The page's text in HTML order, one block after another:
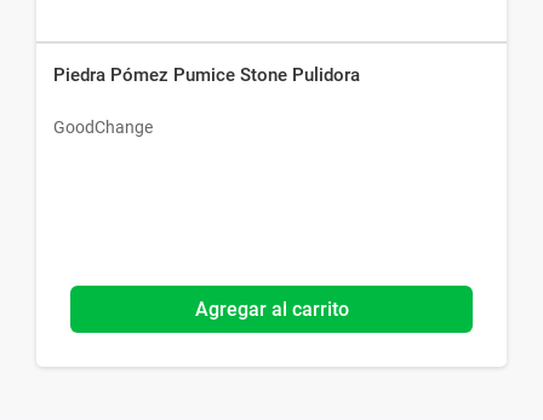
Piedra Pómez Pumice Stone Pulidora
GoodChange
Agregar al carrito